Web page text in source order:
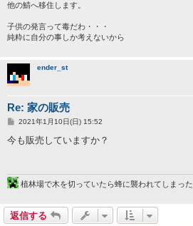
他の鯖へ移住します。
子供の発言って毒だわ・・・
純粋に自分の事しか考えないから
ender_st
Re: 家の販売
投
記
事
2021年1月10日(日) 15:52
今も販売していますか？
植林場で木を切っていたら蜂に襲われてしまった
返信する